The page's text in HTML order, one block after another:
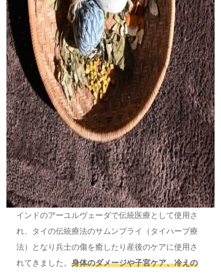
インドのアーユルヴェーダで伝統医療として使用さ
れ、タイの伝統療法のサムンプライ（タイハーブ療
法）となり兵士の傷を癒したり産後のケアに使用さ
れてきました。身体のダメージや子宮ケア、冷えの